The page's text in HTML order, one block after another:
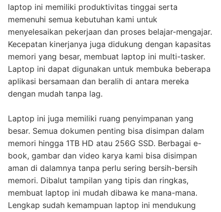
laptop ini memiliki produktivitas tinggai serta
memenuhi semua kebutuhan kami untuk
menyelesaikan pekerjaan dan proses belajar-mengajar.
Kecepatan kinerjanya juga didukung dengan kapasitas
memori yang besar, membuat laptop ini multi-tasker.
Laptop ini dapat digunakan untuk membuka beberapa
aplikasi bersamaan dan beralih di antara mereka
dengan mudah tanpa lag.
Laptop ini juga memiliki ruang penyimpanan yang
besar. Semua dokumen penting bisa disimpan dalam
memori hingga 1TB HD atau 256G SSD. Berbagai e-
book, gambar dan video karya kami bisa disimpan
aman di dalamnya tanpa perlu sering bersih-bersih
memori. Dibalut tampilan yang tipis dan ringkas,
membuat laptop ini mudah dibawa ke mana-mana.
Lengkap sudah kemampuan laptop ini mendukung